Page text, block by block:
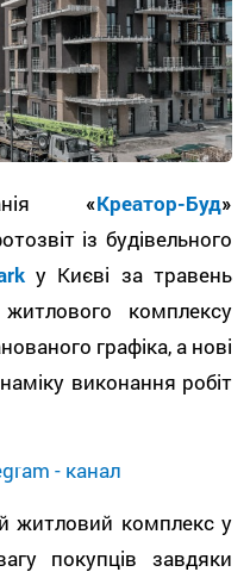
«Креатор-Буд»
із будівельного
у Києві за травень
комплексу
графіка, а нові
виконання робіт
- канал
житловий комплекс у
покупців завдяки